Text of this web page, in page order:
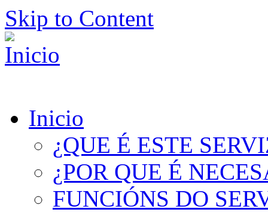
Skip to Content
Inicio
¿QUE É ESTE
¿POR QUE É
FUNCIÓNS DO